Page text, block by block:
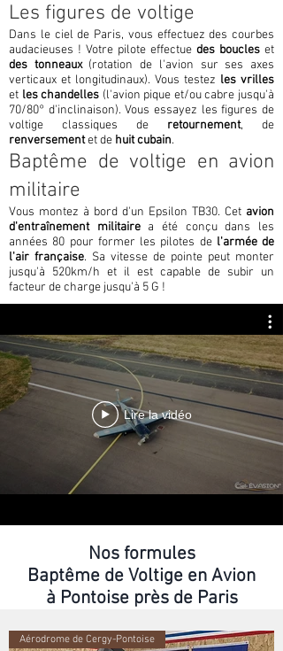
Les figures de voltige
Dans le ciel de Paris, vous effectuez des courbes
audacieuses ! Votre pilote effectue des boucles et
des tonneaux(rotation de l'avion sur ses axes
verticaux et longitudinaux). Vous testez les vrilles
et les chandelles (l'avion pique et/ou cabre jusqu'à
70/80° d'inclinaison). Vous essayez les figures de
voltige classiques de retournement, de
renversementet de huit cubain.
Baptême de voltige en avion
militaire
Vous montez à bord d'un Epsilon TB30. Cet avion
d'entraînement militairea été conçu dans les
années 80 pour former les pilotes de l'armée de
l'air française. Sa vitesse de pointe peut monter
jusqu'à 520km/h et il est capable de subir un
facteur de charge jusqu'à 5 G !
Lire la vidéo
Nos formules
Baptême de Voltige en Avion
à Pontoise près de Paris
Aérodrome de Cergy-Pontoise